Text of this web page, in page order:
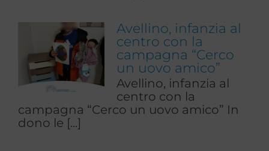
Avellino, infanzia al
centro con la
campagna “Cerco
un uovo amico”
Avellino, infanzia al
centro con la
campagna “Cerco un uovo amico” In
dono le [...]